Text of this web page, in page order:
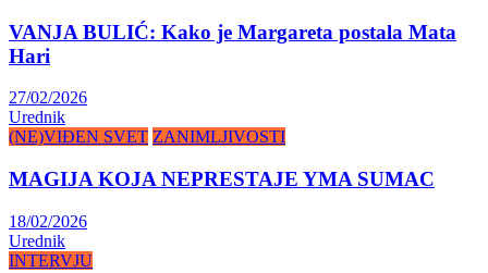
VANJA BULIĆ: Kako je Margareta postala Mata
Hari
27/02/2026
Urednik
(NE)VIĐEN SVET ZANIMLJIVOSTI
MAGIJA KOJA NEPRESTAJE YMA SUMAC
18/02/2026
Urednik
INTERVJU